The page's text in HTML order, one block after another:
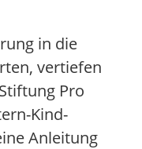
in die
vertiefen
Pro
Kind-
Anleitung